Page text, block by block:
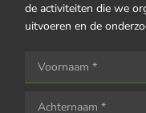
de activiteiten die we
uitvoeren en de